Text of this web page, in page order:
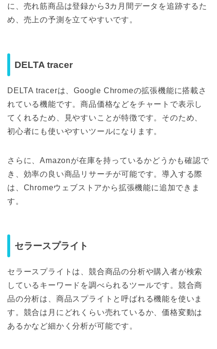
に、売れ筋商品は登録から3カ月間データを追跡するた
め、売上の予測を立てやすいです。
DELTA tracer
DELTA tracerは、Google Chromeの拡張機能に搭載さ
れている機能です。商品価格などをチャートで表示し
てくれるため、見やすいことが特徴です。そのため、
初心者にも使いやすいツールになります。
さらに、Amazonが在庫を持っているかどうかも確認で
き、効率の良い商品リサーチが可能です。導入する際
は、Chromeウェブストアから拡張機能に追加できま
す。
セラースプライト
セラースプライトは、競合商品の分析や購入者が検索
しているキーワードを調べられるツールです。競合商
品の分析は、商品スプライトと呼ばれる機能を使いま
す。競合は月にどれくらい売れているか、価格変動は
あるかなど細かく分析が可能です。